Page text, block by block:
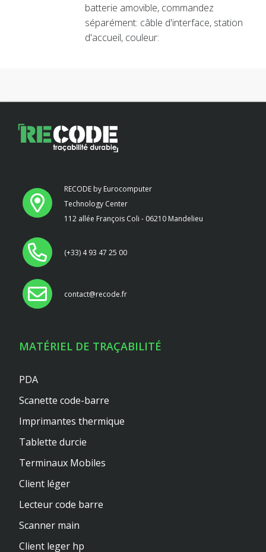
batterie amovible, commandez
séparément: câble d'interface, station
d'accueil, couleur:
RECODE by Eurocomputer
Technology Center
112 allée François Coli - 06210 Mandelieu
(+33) 4 93 47 25 00
contact@recode.fr
MATÉRIEL DE TRAÇABILITÉ
PDA
Scanette code-barre
Imprimantes thermique
Tablette durcie
Terminaux Mobiles
Client léger
Lecteur code barre
Scanner main
Client leger hp